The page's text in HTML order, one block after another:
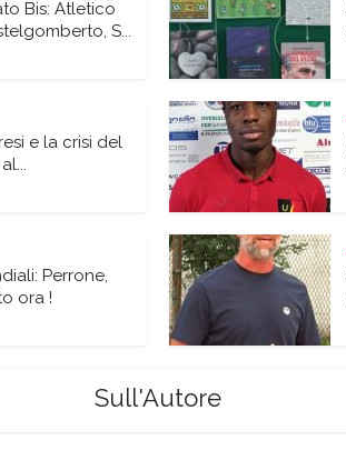
Bis: Atletico
S...
e la crisi del
Perrone,
ora !
Sull'Autore